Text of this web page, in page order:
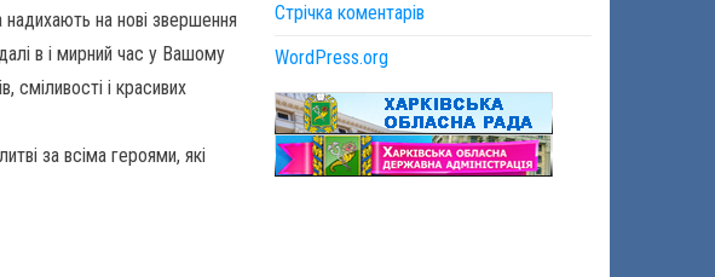
на нові звершення
в і мирний час у Вашому
сміливості і красивих
за всіма героями, які
Стрічка коментарів
WordPress.org